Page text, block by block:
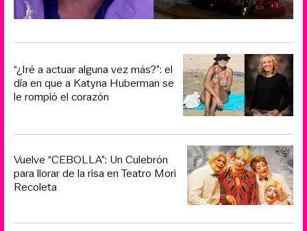
“¿Iré a actuar alguna vez más?”: el
día en que a Katyna Huberman se
le rompió el corazón
Vuelve “CEBOLLA”: Un Culebrón
para llorar de la risa en Teatro Mori
Recoleta